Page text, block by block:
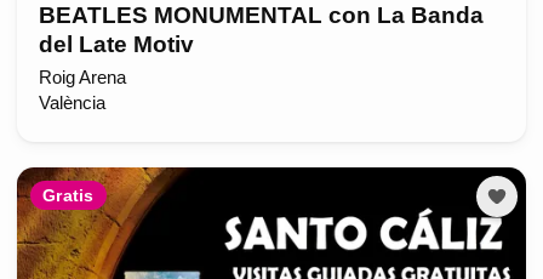
BEATLES MONUMENTAL con La Banda
del Late Motiv
Roig Arena
València
Gratis